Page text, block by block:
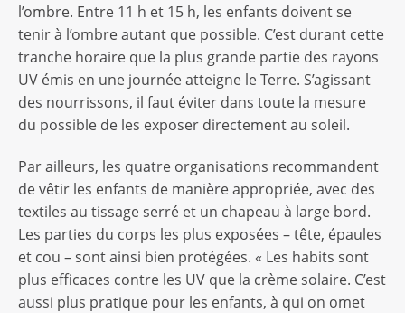
l’ombre. Entre 11 h et 15 h, les enfants doivent se
tenir à l’ombre autant que possible. C’est durant cette
tranche horaire que la plus grande partie des rayons
UV émis en une journée atteigne le Terre. S’agissant
des nourrissons, il faut éviter dans toute la mesure
du possible de les exposer directement au soleil.
Par ailleurs, les quatre organisations recommandent
de vêtir les enfants de manière appropriée, avec des
textiles au tissage serré et un chapeau à large bord.
Les parties du corps les plus exposées – tête, épaules
et cou – sont ainsi bien protégées. « Les habits sont
plus efficaces contre les UV que la crème solaire. C’est
aussi plus pratique pour les enfants, à qui on omet